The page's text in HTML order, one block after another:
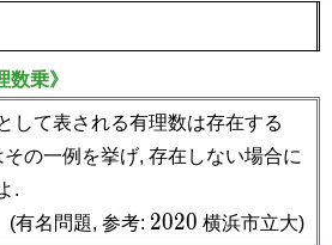
乗》
して表される有理数は存在する
の一例を挙げ, 存在しない場合に
.
(有名問題, 参考: 2020
2020 横浜市立大)